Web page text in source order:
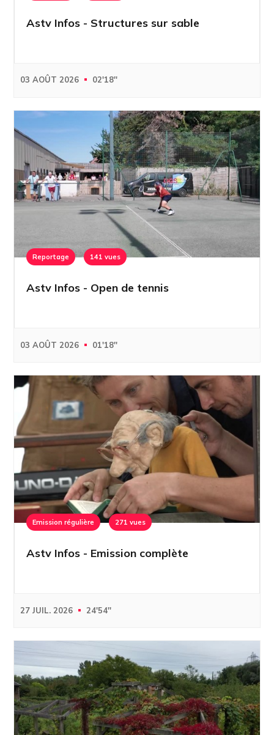
Astv Infos - Structures sur sable
03 AOÛT 2026 02'18''
Reportage 141 vues
Astv Infos - Open de tennis
03 AOÛT 2026 01'18''
Emission régulière 271 vues
Astv Infos - Emission complète
27 JUIL. 2026 24'54''